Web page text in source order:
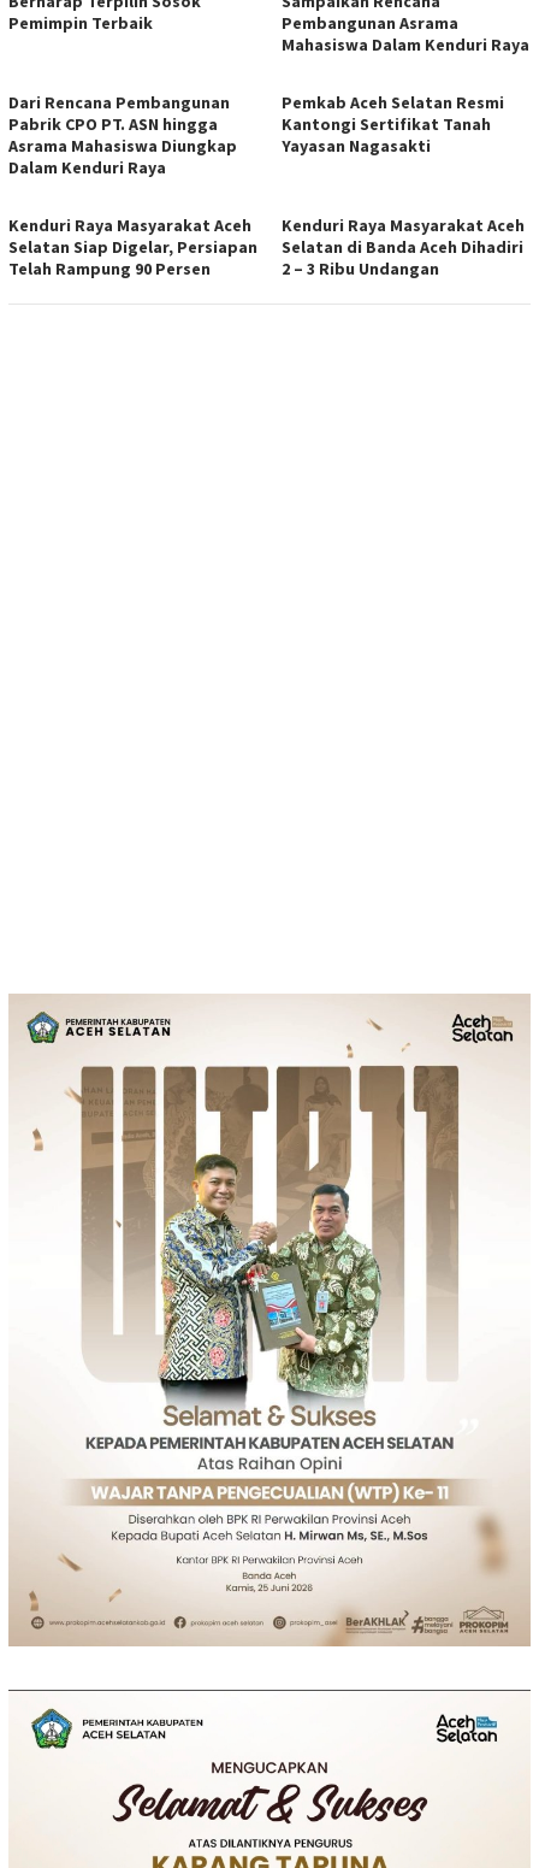
Pemimpin Terbaik
Pembangunan Asrama
Mahasiswa Dalam Kenduri Raya
Dari Rencana Pembangunan
Pabrik CPO PT. ASN hingga
Asrama Mahasiswa Diungkap
Dalam Kenduri Raya
Pemkab Aceh Selatan Resmi
Kantongi Sertifikat Tanah
Yayasan Nagasakti
Kenduri Raya Masyarakat Aceh
Selatan Siap Digelar, Persiapan
Telah Rampung 90 Persen
Kenduri Raya Masyarakat Aceh
Selatan di Banda Aceh Dihadiri
2 – 3 Ribu Undangan